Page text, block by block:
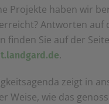
Besuch der Seite
Cookies für
die relevanter für
Ihr bisheriges
sind.
Projekte haben wir
Antworten auf
finden Sie auf der Seite
.
zeigt in
Weise, wie das